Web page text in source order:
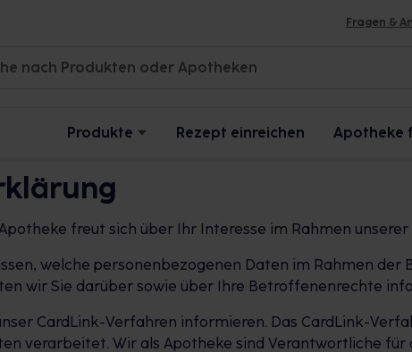
Fragen &
Produkte Rezept einreichen Apotheke
freut sich über Ihr Interesse im Rahmen
welche personenbezogenen Daten im Rahmen
wir Sie darüber sowie über Ihre Betroffenenrechte
CardLink-Verfahren informieren. Das CardLink-
verarbeitet. Wir als Apotheke sind Verantwortliche